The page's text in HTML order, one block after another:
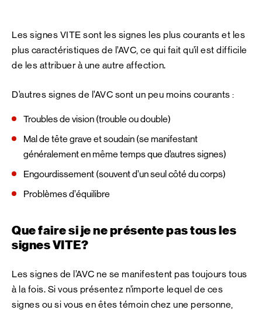
Les signes VITE sont les signes les plus courants et les
plus caractéristiques de l’AVC, ce qui fait qu’il est difficile
de les attribuer à une autre affection.
D’autres signes de l’AVC sont un peu moins courants :
Troubles de vision (trouble ou double)
Mal de tête grave et soudain (se manifestant
généralement en même temps que d’autres signes)
Engourdissement (souvent d’un seul côté du corps)
Problèmes d’équilibre
Que faire si je ne présente pas tous les
signes VITE?
Les signes de l’AVC ne se manifestent pas toujours tous
à la fois. Si vous présentez n’importe lequel de ces
signes ou si vous en êtes témoin chez une personne,